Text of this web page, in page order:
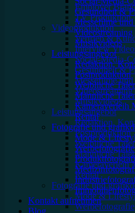
Gesundheit &
Mes­se­filme
Video­strea­ming
Musikvideos
Leis­tungs­an­ge­bot
Redak­ti­on,
Post­pro­duk­ti­on
Weiblliche
Männliche
Kameraverleih
Rental
Fotografie und
Mode &
Werbefotografie
Kontakt aufnehmen
Blog
Employer
TV Produktion
Videoproduktion
Vertrieb &
Interview
Social-Media-
Gesundheit &
Mes­se­filme
Video­strea­ming
Musikvideos
Leis­tungs­an­ge­bot
Redak­ti­on,
Post­pro­duk­ti­on
Weiblliche
Männliche
Kameraverleih
Rental
Fotografie und
Mode &
Werbefotografie